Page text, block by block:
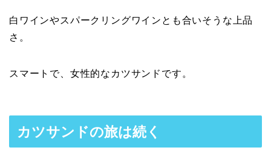
白ワインやスパークリングワインとも合いそうな上品
さ。
スマートで、女性的なカツサンドです。
カツサンドの旅は続く